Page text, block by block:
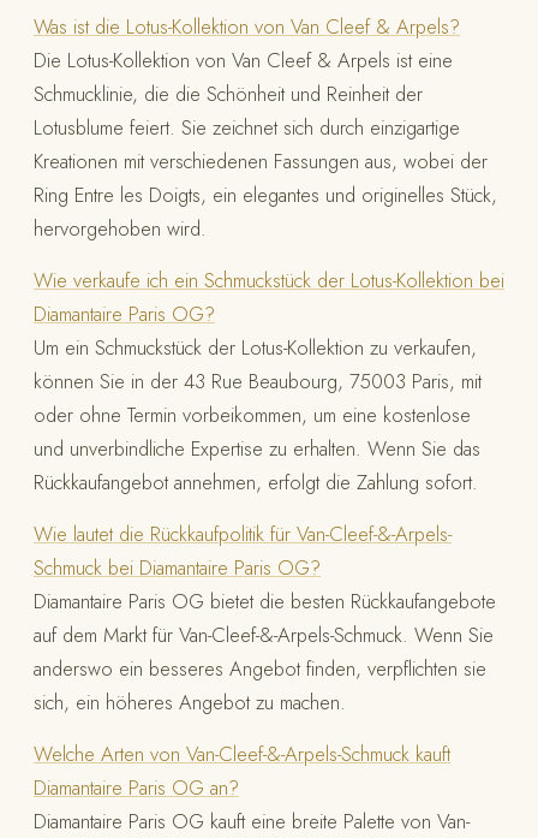
Was ist die Lotus-Kollektion von Van Cleef & Arpels?
Die Lotus-Kollektion von Van Cleef & Arpels ist eine
Schmucklinie, die die Schönheit und Reinheit der
Lotusblume feiert. Sie zeichnet sich durch einzigartige
Kreationen mit verschiedenen Fassungen aus, wobei der
Ring Entre les Doigts, ein elegantes und originelles Stück,
hervorgehoben wird.
Wie verkaufe ich ein Schmuckstück der Lotus-Kollektion bei
Diamantaire Paris OG?
Um ein Schmuckstück der Lotus-Kollektion zu verkaufen,
können Sie in der 43 Rue Beaubourg, 75003 Paris, mit
oder ohne Termin vorbeikommen, um eine kostenlose
und unverbindliche Expertise zu erhalten. Wenn Sie das
Rückkaufangebot annehmen, erfolgt die Zahlung sofort.
Wie lautet die Rückkaufpolitik für Van-Cleef-&-Arpels-
Schmuck bei Diamantaire Paris OG?
Diamantaire Paris OG bietet die besten Rückkaufangebote
auf dem Markt für Van-Cleef-&-Arpels-Schmuck. Wenn Sie
anderswo ein besseres Angebot finden, verpflichten sie
sich, ein höheres Angebot zu machen.
Welche Arten von Van-Cleef-&-Arpels-Schmuck kauft
Diamantaire Paris OG an?
Diamantaire Paris OG kauft eine breite Palette von Van-